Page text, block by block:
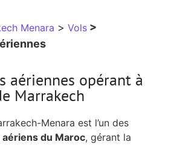
Menara > Vols >
aériennes opérant à
Marrakech
Menara est l’un des
du Maroc, gérant la